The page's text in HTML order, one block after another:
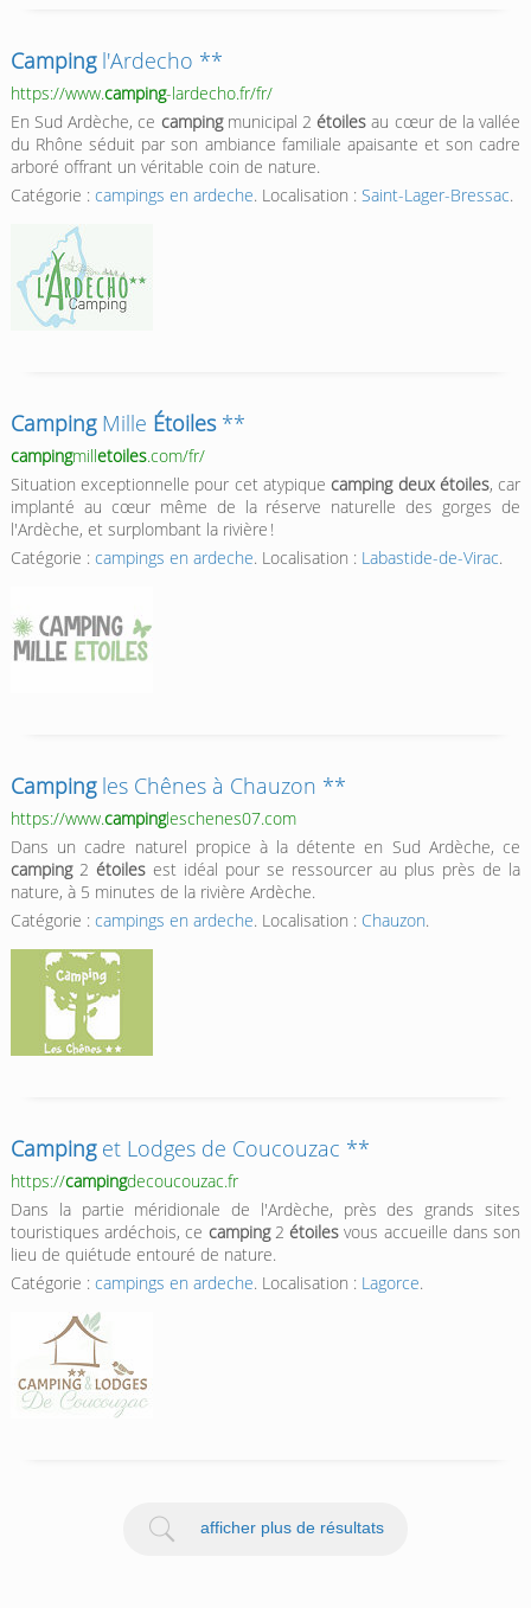
Campingl'Ardecho **
https://www.camping-lardecho.fr/fr/
En Sud Ardèche, ce campingmunicipal 2étoiles au cœur de la vallée
du Rhône séduit par son ambiance familiale apaisante et son cadre
arboré offrant un véritable coin de nature.
Catégorie : campings en ardeche. Localisation : Saint-Lager-Bressac.
CampingMille Étoiles**
campingmilletoiles.com/fr/
Situation exceptionnelle pour cet atypiquecamping deux étoiles, car
implanté au cœur même de la réserve naturelle des gorges de
l'Ardèche, et surplombant la rivière !
Catégorie : campings en ardeche. Localisation : Labastide-de-Virac.
Campingles Chênes à Chauzon **
https://www.campingleschenes07.com
Dans un cadre naturel propice à la détente en Sud Ardèche, ce
camping2 étoilesest idéal pour se ressourcer au plus près de la
nature, à 5 minutes de la rivière Ardèche.
Catégorie : campings en ardeche. Localisation : Chauzon.
Campinget Lodges de Coucouzac **
https://campingdecoucouzac.fr
Dans la partie méridionale de l'Ardèche, près des grands sites
touristiques ardéchois, ce camping2étoiles vous accueille dans son
lieu de quiétude entouré de nature.
Catégorie : campings en ardeche. Localisation : Lagorce.
afficher plus de résultats